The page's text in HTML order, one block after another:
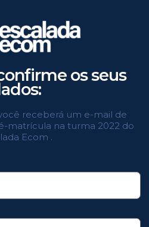
os seus
receberá um e-mail de
matrícula na turma 2022 do
Ecom .